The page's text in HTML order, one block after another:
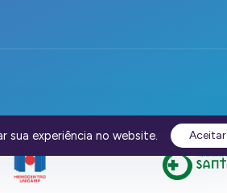
sua experiência no website. Aceitar